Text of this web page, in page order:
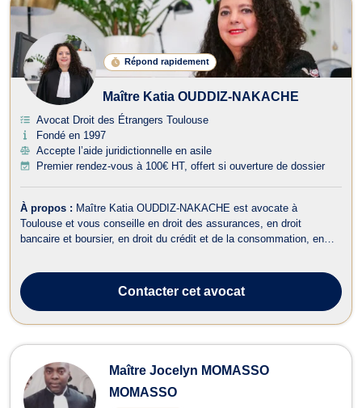
Répond rapidement
Maître Katia OUDDIZ-NAKACHE
Avocat Droit des Étrangers Toulouse
Fondé en 1997
Accepte l’aide juridictionnelle en asile
Premier rendez-vous à 100€ HT, offert si ouverture de dossier
À propos : Maître Katia OUDDIZ-NAKACHE est avocate à
Toulouse et vous conseille en droit des assurances, en droit
bancaire et boursier, en droit du crédit et de la consommation, en
travail. Maître OUDDIZ-...Contactercet avocat
Maître Jocelyn MOMASSO
MOMASSO